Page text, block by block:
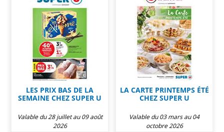
LES PRIX BAS DE LA
SEMAINE CHEZ SUPER U
Valable du 28 juillet au 09 août
2026
LA CARTE PRINTEMPS ÉTÉ
CHEZ SUPER U
Valable du 03 mars au 04
octobre 2026